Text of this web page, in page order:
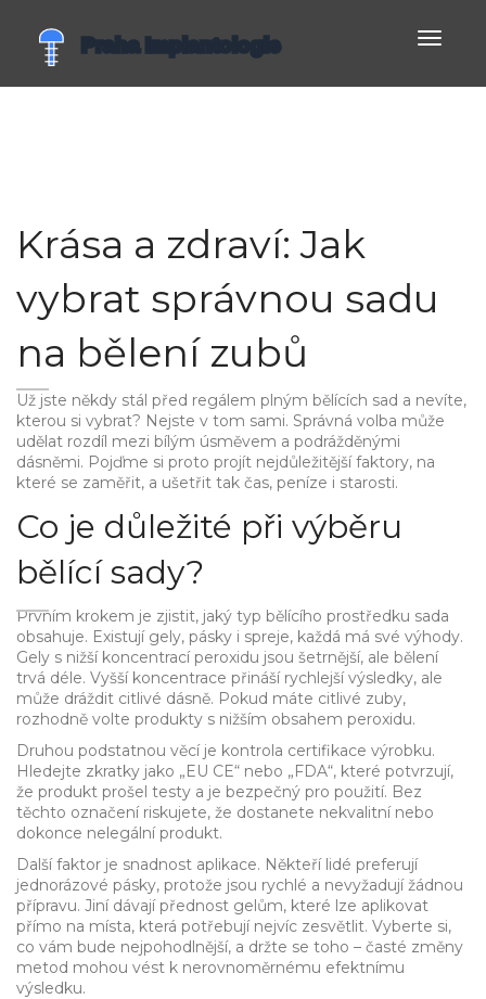
Krása a zdraví: Jak
vybrat správnou sadu
na bělení zubů
Už jste někdy stál před regálem plným bělících sad a nevíte,
kterou si vybrat? Nejste v tom sami. Správná volba může
udělat rozdíl mezi bílým úsměvem a podrážděnými
dásněmi. Pojďme si proto projít nejdůležitější faktory, na
které se zaměřit, a ušetřit tak čas, peníze i starosti.
Co je důležité při výběru
bělící sady?
Prvním krokem je zjistit, jaký typ bělícího prostředku sada
obsahuje. Existují gely, pásky i spreje, každá má své výhody.
Gely s nižší koncentrací peroxidu jsou šetrnější, ale bělení
trvá déle. Vyšší koncentrace přináší rychlejší výsledky, ale
může dráždit citlivé dásně. Pokud máte citlivé zuby,
rozhodně volte produkty s nižším obsahem peroxidu.
Druhou podstatnou věcí je kontrola certifikace výrobku.
Hledejte zkratky jako „EU CE“ nebo „FDA“, které potvrzují,
že produkt prošel testy a je bezpečný pro použití. Bez
těchto označení riskujete, že dostanete nekvalitní nebo
dokonce nelegální produkt.
Další faktor je snadnost aplikace. Někteří lidé preferují
jednorázové pásky, protože jsou rychlé a nevyžadují žádnou
přípravu. Jiní dávají přednost gelům, které lze aplikovat
přímo na místa, která potřebují nejvíc zesvětlit. Vyberte si,
co vám bude nejpohodlnější, a držte se toho – časté změny
metod mohou vést k nerovnoměrnému efektnímu
výsledku.